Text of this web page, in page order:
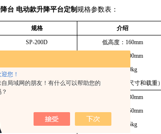
您！
自局域网的朋友！有什么可以帮助您的
台 电动款升降平台定制规格参数表：
规格 介绍
SP-200D
低高度：160mm
高高度：600mm
载重：50kg
（可根据要求定制尺寸和载重）
低高度：130mm
高高度：350mm
载重：15kg